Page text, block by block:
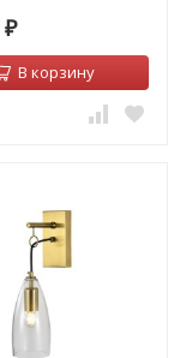
₽
В корзину